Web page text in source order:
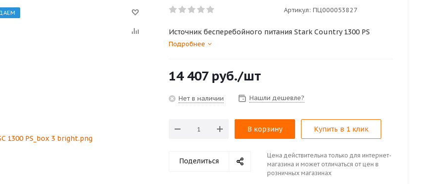
Артикул: ПЦ000053827
Источник бесперебойного питания Stark Country 1300 PS
Подробнее
14 407руб./шт
Нет в наличии Нашли дешевле?
В корзину Купить в 1 клик
Поделиться
Цена действительна только для интернет-
магазина и может отличаться от цен в
розничных магазинах